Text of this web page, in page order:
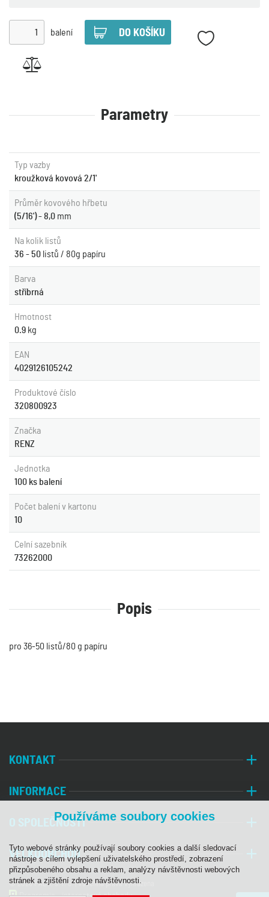
balení
Parametry
Typ vazby
kroužková kovová 2/1'
Průměr kovového hřbetu
(5/16') - 8,0 mm
Na kolik listů
36 - 50 listů / 80g papíru
Barva
stříbrná
Hmotnost
0.9 kg
EAN
4029126105242
Produktové číslo
320800923
Značka
RENZ
Jednotka
100 ks balení
Počet balení v kartonu
10
Celní sazebník
73262000
Popis
pro 36-50 listů/80 g papíru
KONTAKT
INFORMACE
O SPOLEČNOSTI
VELKOOBCHOD
© 2026 PALA, s. r. o. | Všechna práva vyhrazena
Používáme soubory cookies
Tyto webové stránky používají soubory cookies a další sledovací
nástroje s cílem vylepšení uživatelského prostředí, zobrazení
přizpůsobeného obsahu a reklam, analýzy návštěvnosti webových
stránek a zjištění zdroje návštěvnosti.